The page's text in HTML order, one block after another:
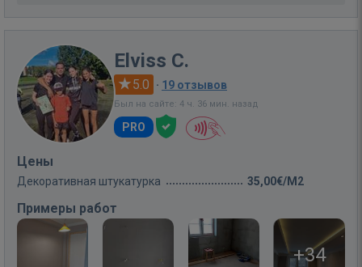
Elviss C.
5.0 · 19 отзывов
Был на сайте: 4 ч. 36 мин. назад
PRO
Цены
Декоративная штукатурка 35,00€/M2
Примеры работ
+34